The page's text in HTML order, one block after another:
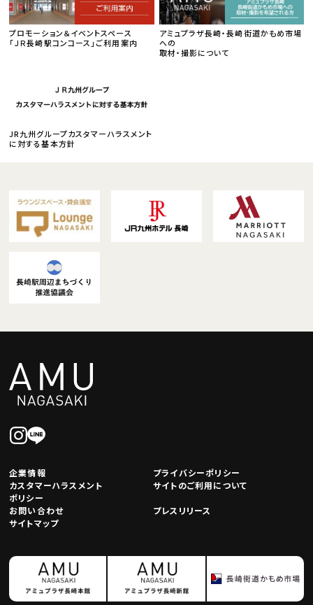
プロモーション＆イベントスペース
「ＪＲ長崎駅コンコース」ご利用案内
アミュプラザ長崎・長崎街道かもめ市場
への
取材・撮影について
JR九州グループカスタマーハラスメント
に対する基本方針
企業情報
プライバシーポリシー
カスタマーハラスメント
ポリシー
サイトのご利用について
お問い合わせ
プレスリリース
サイトマップ